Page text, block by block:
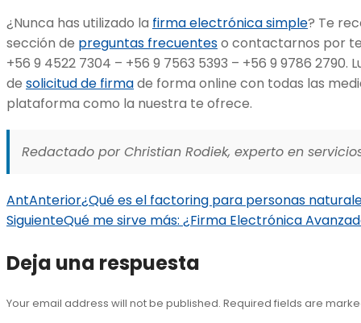
¿Nunca has utilizado la firma electrónica simple? Te
sección de preguntas frecuenteso contactarnos por
+56 9 4522 7304 – +56 9 7563 5393 – +56 9 9786 2790.
de solicitud de firmade forma online con todas las
plataforma como la nuestra te ofrece.
Redactado por Christian Rodiek, experto en
AntAnterior¿Qué es el factoring para personas
SiguienteQué me sirve más: ¿Firma Electrónica
Deja una respuesta
Your email address will not be published. Required fields are